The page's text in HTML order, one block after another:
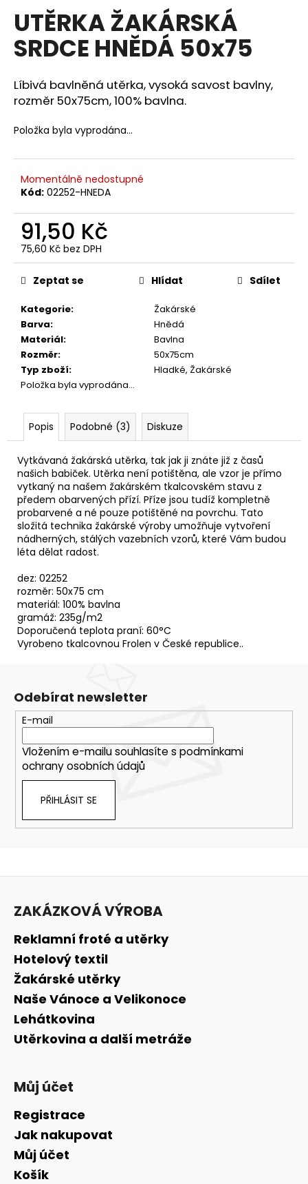
produktu
je
0,0
z
hvězdiček.
UTĚRKA ŽAKÁRSKÁ
SRDCE HNĚDÁ 50x75
Líbivá bavlněná utěrka, vysoká savost bavlny,
rozměr 50x75cm, 100% bavlna.
Položka byla vyprodána…
Momentálně nedostupné
Kód: 02252-HNEDA
91,50 Kč
75,60 Kč bez DPH
Měrná
cena:
Kategorie:
Žakárské
Barva:
Hnědá
Materiál:
Bavlna
Rozměr:
50x75cm
Typ zboží:
Hladké, Žakárské
Položka byla vyprodána…
Zeptat se Hlídat Sdílet
Popis Podobné (3) Diskuze
Vytkávaná žakárská utěrka, tak jak ji znáte již z časů
našich babiček. Utěrka není potištěna, ale vzor je přímo
vytkaný na našem žakárském tkalcovském stavu z
předem obarvených přízí. Příze jsou tudíž kompletně
probarvené a né pouze potištěné na povrchu. Tato
složitá technika žakárské výroby umožňuje vytvoření
nádherných, stálých vazebních vzorů, které Vám budou
léta dělat radost.
dez: 02252
rozměr: 50x75 cm
materiál: 100% bavlna
gramáž: 235g/m2
Doporučená teplota praní: 60°C
Vyrobeno tkalcovnou Frolen v České republice..
a
j
í
?
HLEDAT
D
o
p
o
č
u
e
m
e
UTĚRKA
GLAN
50X70
71,20
Kč
Odebírat newsletter
E-mail
Vložením e-mailu souhlasíte s podmínkami
ochrany osobních údajů
PŘIHLÁSIT SE
ZAKÁZKOVÁ VÝROBA
Reklamní froté a utěrky
Hotelový textil
Žakárské utěrky
Naše Vánoce a Velikonoce
Lehátkovina
Utěrkovina a další metráže
Můj účet
Registrace
Jak nakupovat
Můj účet
Košík